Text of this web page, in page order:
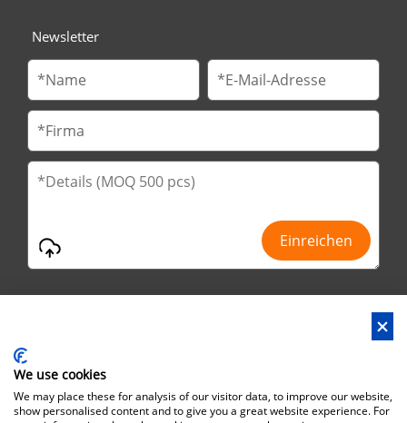
Newsletter
Anschrift : Nr.29 Jinfu 2. Straße, Huanan Ind Park, Stadt Liaobu,
Stadt Dongguan, Provinz Guangdong, China
We use cookies
We may place these for analysis of our visitor data, to improve our website,
show personalised content and to give you a great website experience. For